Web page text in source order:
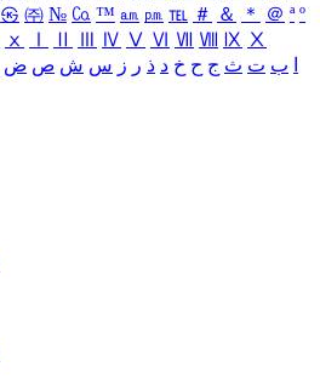
㉿ ㈜ № ㏇ ™ ㏂ ㏘ ℡ ＃ ＆ ＊ ＠ ª º
ⅹ Ⅳ Ⅴ Ⅵ Ⅶ Ⅷ Ⅸ Ⅹ
ب ت ث ج ح خ د ذ ر ز س ش ص ض